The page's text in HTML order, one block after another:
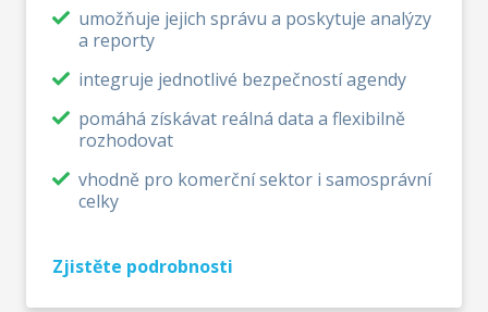
umožňuje jejich správu a poskytuje analýzy
a reporty
integruje jednotlivé bezpečností agendy
pomáhá získávat reálná data a flexibilně
rozhodovat
vhodně pro komerční sektor i samosprávní
celky
Zjistěte podrobnosti